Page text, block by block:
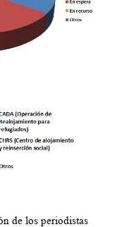
de los periodistas